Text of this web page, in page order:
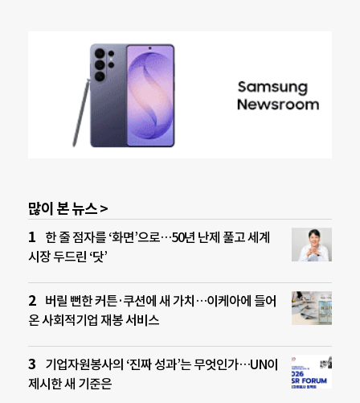
많이 본 뉴스 >
한 줄 점자를 ‘화면’으로…50년 난제 풀고 세계
시장 두드린 ‘닷’
버릴 뻔한 커튼·쿠션에 새 가치…이케아에 들어
온 사회적기업 재봉 서비스
기업자원봉사의 ‘진짜 성과’는 무엇인가…UN이
제시한 새 기준은